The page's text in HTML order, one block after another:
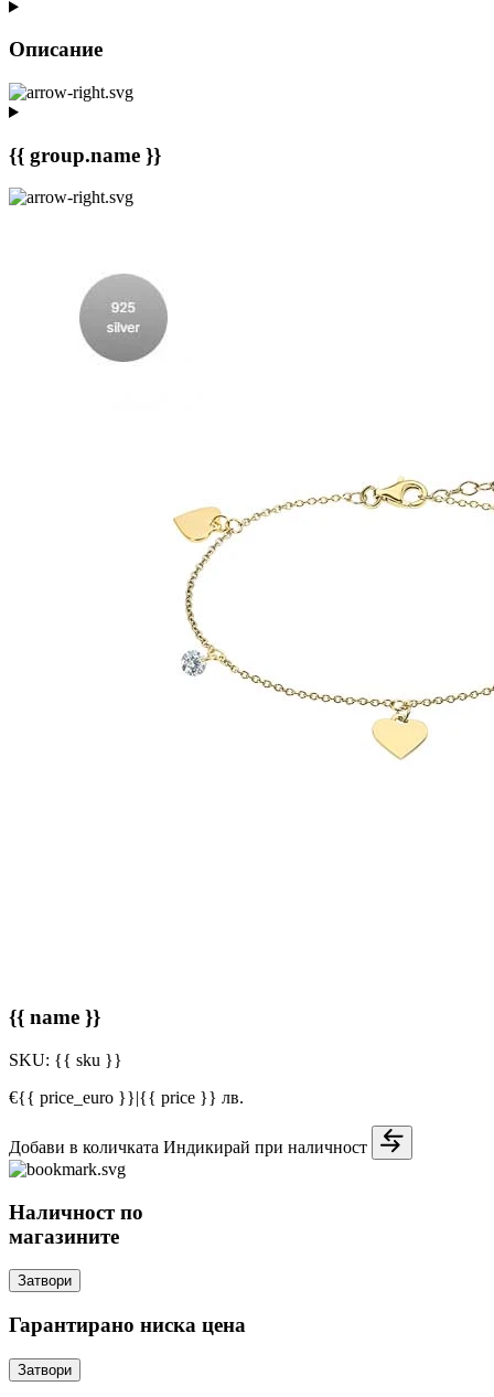
Описание
{{ group.name }}
{{ name }}
SKU: {{ sku }}
€{{ price_euro }}|{{ price }} лв.
Добави в количката Индикирай при наличност
Наличност по
магазините
Затвори
Гарантирано ниска цена
Затвори